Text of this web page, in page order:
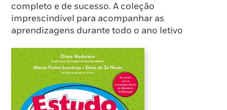
completo e de sucesso. A coleção
imprescindível para acompanhar as
aprendizagens durante todo o ano letivo